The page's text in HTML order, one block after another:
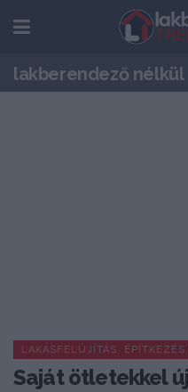
lakberendező nélkül
LAKÁSFELÚJÍTÁS,
Saját ötletekkel